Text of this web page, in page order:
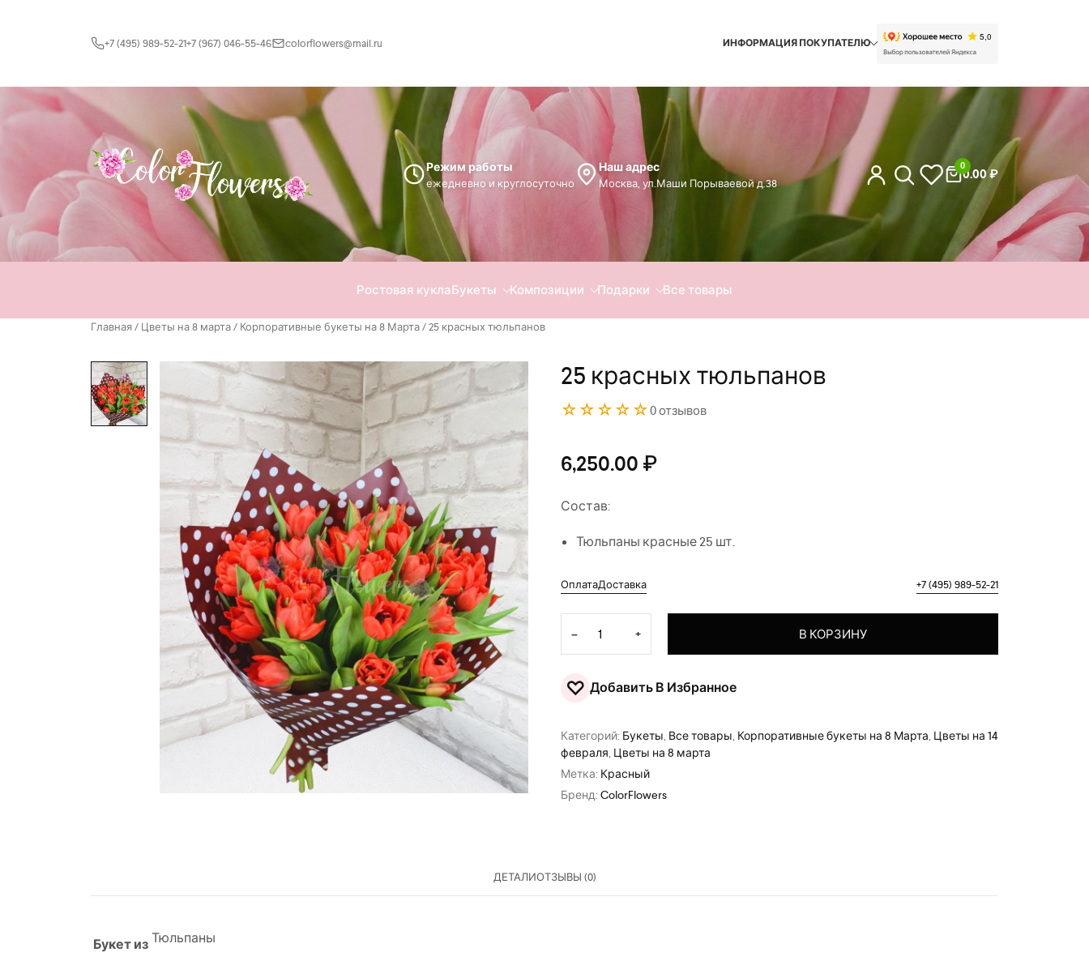
+7 (495) 989-52-21+7 (967) 046-55-46 colorflowers@mail.ru ИНФОРМАЦИЯ ПОКУПАТЕЛЮ
Режим работы
ежедневно и круглосуточно
Наш адрес
Москва, ул.Маши Порываевой д.38
0
0.00₽
Ростовая куклаБукеты Композиции Подарки Все товары
Главная/ Цветы на 8 марта/ Корпоративные букеты на 8 Марта/ 25 красных тюльпанов
25 красных тюльпанов
☆☆☆☆☆0 отзывов
6,250.00 ₽
Состав:
Тюльпаны красные 25 шт.
ОплатаДоставка +7 (495) 989-52-21
− + В КОРЗИНУ
♡ Добавить В Избранное
Категорий: Букеты, Все товары, Корпоративные букеты на 8 Марта, Цветы на 14
февраля, Цветы на 8 марта
Метка: Красный
Бренд: ColorFlowers
ДЕТАЛИОТЗЫВЫ (0)
Букет изТюльпаны